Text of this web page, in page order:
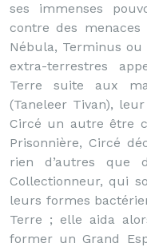
ses immenses
contre des
Nébula, Terminus
extra-terrestres
Terre suite aux
(Taneleer Tivan),
Circé un autre être
Prisonnière, Circé
rien d’autres que
Collectionneur, qui
leurs formes
Terre ; elle aida
former un Grand